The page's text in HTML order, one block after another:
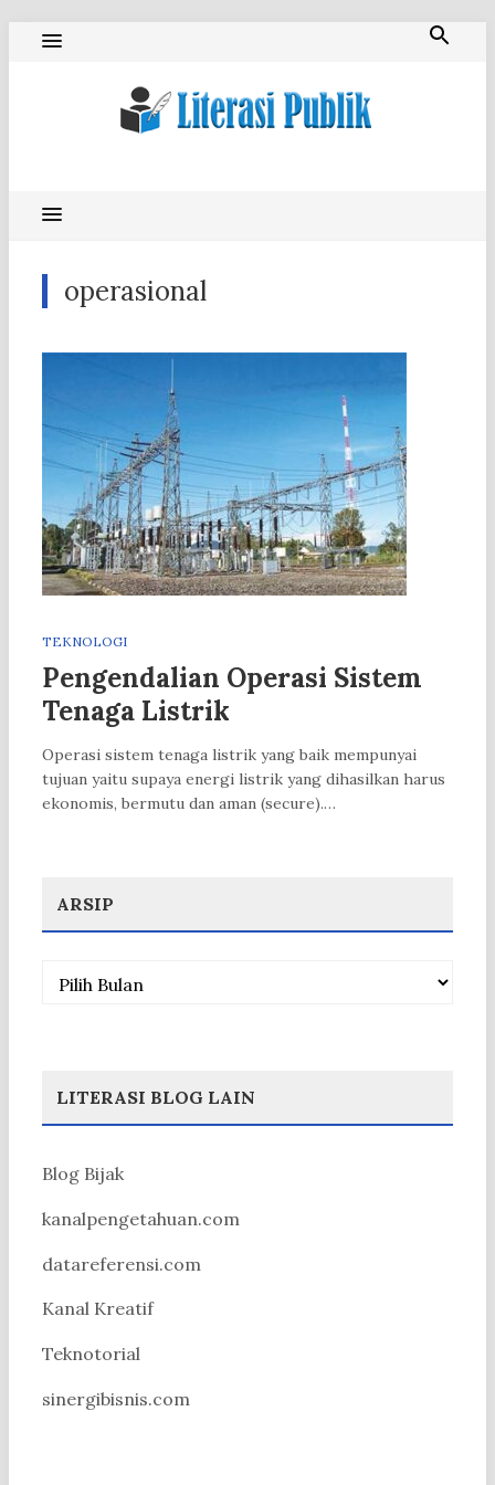
operasional
TEKNOLOGI
Pengendalian Operasi Sistem
Tenaga Listrik
Operasi sistem tenaga listrik yang baik mempunyai
tujuan yaitu supaya energi listrik yang dihasilkan harus
ekonomis, bermutu dan aman (secure).…
ARSIP
Arsip
LITERASI BLOG LAIN
Blog Bijak
kanalpengetahuan.com
datareferensi.com
Kanal Kreatif
Teknotorial
sinergibisnis.com